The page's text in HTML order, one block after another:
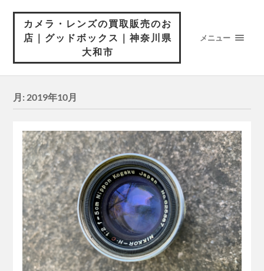
カメラ・レンズの買取販売のお
店｜グッドボックス｜神奈川県
大和市
メニュー
月: 2019年10月